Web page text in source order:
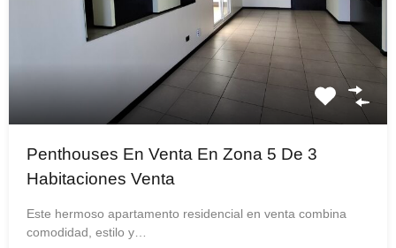
Penthouses En Venta En Zona 5 De 3
Habitaciones Venta
Este hermoso apartamento residencial en venta combina
comodidad, estilo y…